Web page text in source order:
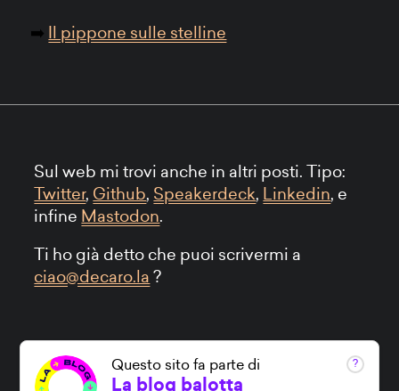
Il pippone sulle stelline
Sul web mi trovi anche in altri posti. Tipo:
Twitter, Github, Speakerdeck, Linkedin, e
infine Mastodon.
Ti ho già detto che puoi scrivermi a
ciao@decaro.la ?